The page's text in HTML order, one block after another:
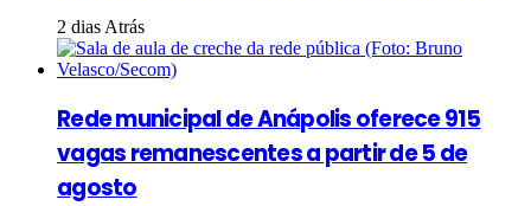
2 dias Atrás
Rede municipal de Anápolis oferece 915
vagas remanescentes a partir de 5 de
agosto